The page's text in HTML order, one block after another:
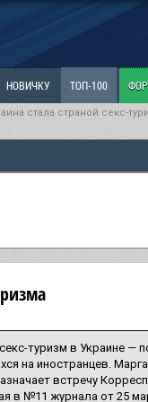
НОВИЧКУ ТОП-100
Наболевшее. Выскажись!
стала страной секс-
туризм в Украине —
на иностранцев.
встречу
в №11 журнала от 25